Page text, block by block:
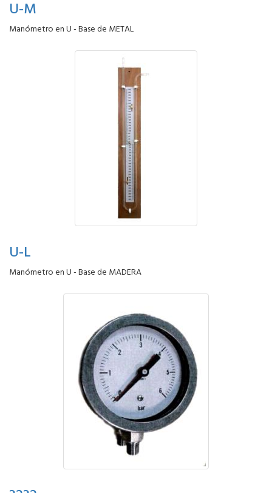
U-M
Manómetro en U - Base de METAL
U-L
Manómetro en U - Base de MADERA